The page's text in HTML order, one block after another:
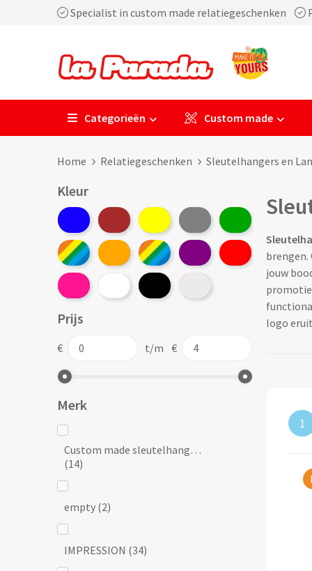
Specialist in custom made relatiegeschenken
Categorieën Custom made
Home Relatiegeschenken Sleutelhangers en
Kleur
Prijs
€ t/m €
Merk
Custom made sleutelhangers
(14)
empty (2)
IMPRESSION (34)
brengen.
jouw
logo
1